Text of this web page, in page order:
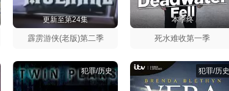
更新至第24集
霹雳游侠(老版)第二季
本季终
死水难收第一季
犯罪/历史 犯罪/历史